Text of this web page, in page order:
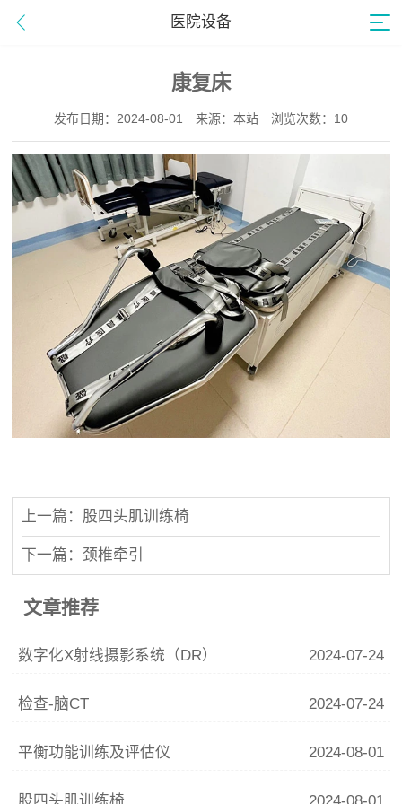
医院设备
康复床
发布日期：2024-08-01 来源：本站 浏览次数：10
上一篇：股四头肌训练椅
下一篇：颈椎牵引
文章推荐
数字化X射线摄影系统（DR） 2024-07-24
检查-脑CT 2024-07-24
平衡功能训练及评估仪 2024-08-01